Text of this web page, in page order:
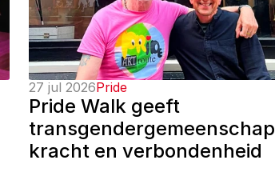
27 jul 2026Pride
Pride Walk geeft
transgendergemeenschap
kracht en verbondenheid